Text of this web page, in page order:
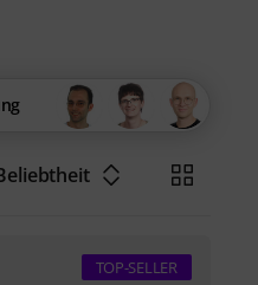
TOP-SELLER